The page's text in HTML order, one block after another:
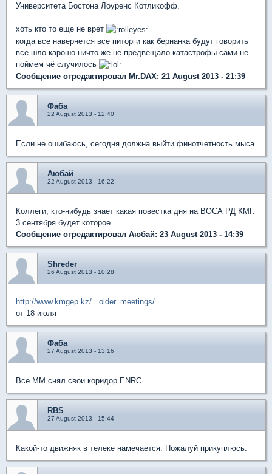
Университета Бостона Лоуренс Котликофф.
хоть кто то еще не врет
когда все навернется все питорги как бернанка будут говорить
все шло карошо ничто же не предвещало катастрофы сами не
поймем чё случилось
Сообщение отредактировал Mr.DAX: 21 August 2013 - 21:39
Фаба
22 August 2013 - 12:40
Если не ошибаюсь, сегодня должна выйти финотчетность мыса
Аюбай
22 August 2013 - 16:22
Коллеги, кто-нибудь знает какая повестка дня на ВОСА РД КМГ.
3 сентября будет которое
Сообщение отредактировал Аюбай: 23 August 2013 - 14:39
Shreder
26 August 2013 - 10:28
http://www.kmgep.kz/...older_meetings/
от 18 июля
Фаба
27 August 2013 - 13:16
Все ММ снял свои коридор ENRC
RBS
27 August 2013 - 15:44
Какой-то движняк в телеке намечается. Пожалуй прикуплюсь.